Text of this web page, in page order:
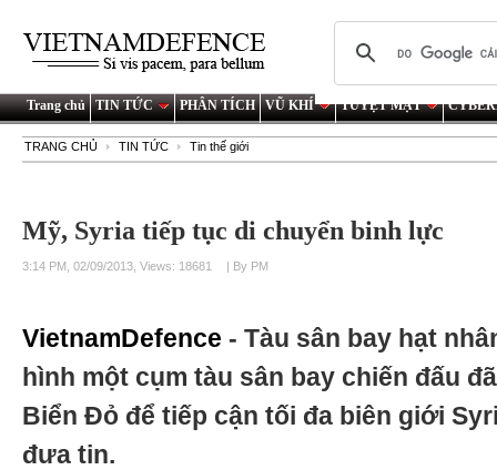
Trang chủ TIN TỨC PHÂN TÍCH VŨ KHÍ TUYỆT MẬT
TRANG CHỦ TIN TỨC Tin thế giới
Mỹ, Syria tiếp tục di chuyển binh lực
3:14 PM, 02/09/2013, Views: 18681 | By PM
VietnamDefence - Tàu sân bay hạt
hình một cụm tàu sân bay chiến đấu
Biển Đỏ để tiếp cận tối đa biên giới
đưa tin.